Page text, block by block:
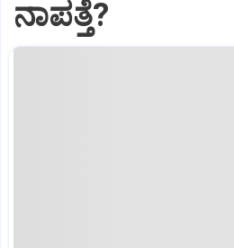
ನಾಪತ್ತೆ?